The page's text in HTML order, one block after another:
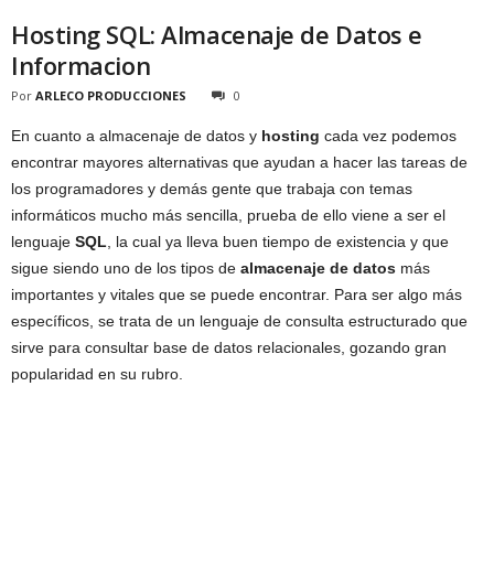
Hosting SQL: Almacenaje de Datos e
Informacion
Por ARLECO PRODUCCIONES 0
En cuanto a almacenaje de datos y hosting cada vez podemos
encontrar mayores alternativas que ayudan a hacer las tareas de
los programadores y demás gente que trabaja con temas
informáticos mucho más sencilla, prueba de ello viene a ser el
lenguaje SQL , la cual ya lleva buen tiempo de existencia y que
sigue siendo uno de los tipos de almacenaje de datos más
importantes y vitales que se puede encontrar. Para ser algo más
específicos, se trata de un lenguaje de consulta estructurado que
sirve para consultar base de datos relacionales, gozando gran
popularidad en su rubro.